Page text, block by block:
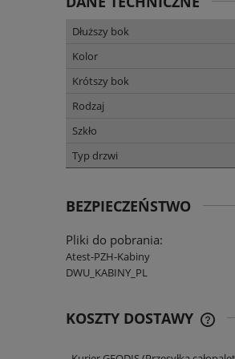
Dłuższy bok
Kolor
Krótszy bok
Rodzaj
Szkło
Typ drzwi
BEZPIECZEŃSTWO
Pliki do pobrania:
Atest-PZH-Kabiny
DWU_KABINY_PL
KOSZTY DOSTAWY